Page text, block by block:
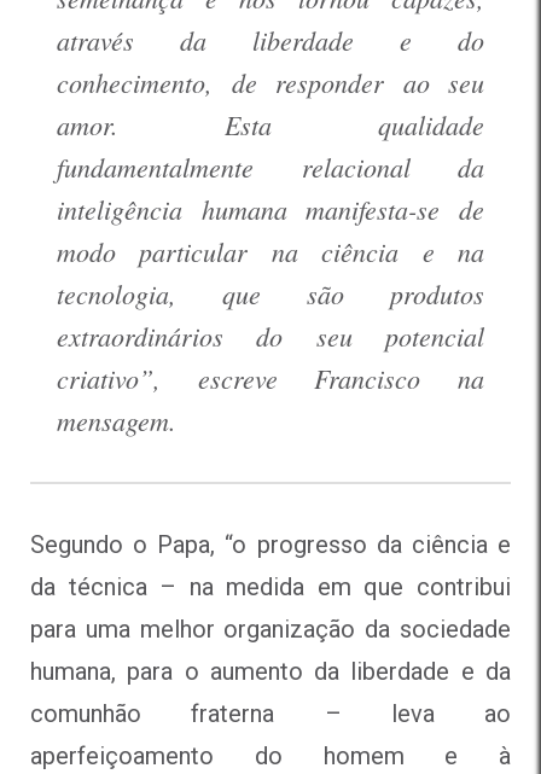
através da liberdade e do
conhecimento, de responder ao seu
amor. Esta qualidade
fundamentalmente relacional da
inteligência humana manifesta-se de
modo particular na ciência e na
tecnologia, que são produtos
extraordinários do seu potencial
criativo”, escreve Francisco na
mensagem.
Segundo o Papa, “o progresso da ciência e
da técnica – na medida em que contribui
para uma melhor organização da sociedade
humana, para o aumento da liberdade e da
comunhão fraterna – leva ao
aperfeiçoamento do homem e à